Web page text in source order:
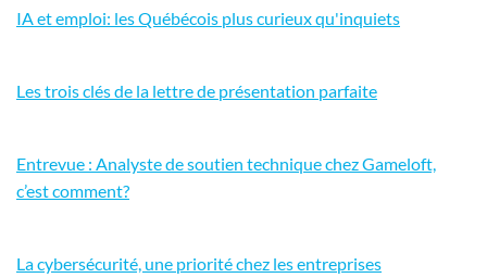
IA et emploi: les Québécois plus curieux qu'inquiets
Les trois clés de la lettre de présentation parfaite
Entrevue : Analyste de soutien technique chez Gameloft,
c’est comment?
La cybersécurité, une priorité chez les entreprises